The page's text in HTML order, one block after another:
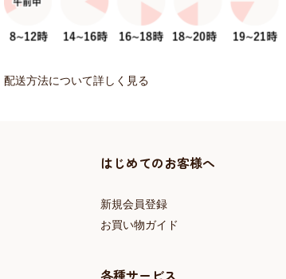
配送方法について詳しく見る
はじめてのお客様へ
新規会員登録
お買い物ガイド
各種サービス